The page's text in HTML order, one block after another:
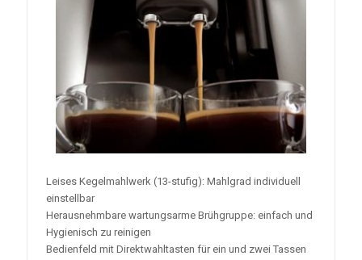
Leises Kegelmahlwerk (13-stufig): Mahlgrad individuell
einstellbar
Herausnehmbare wartungsarme Brühgruppe: einfach und
Hygienisch zu reinigen
Bedienfeld mit Direktwahltasten für ein und zwei Tassen